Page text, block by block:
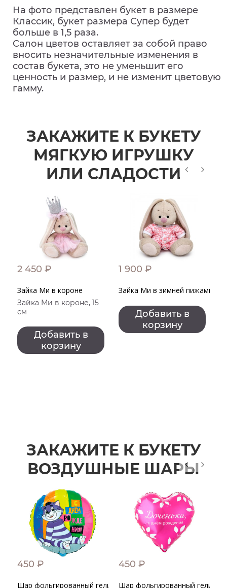
На фото представлен букет в размере
Классик, букет размера Супер будет
больше в 1,5 раза.
Салон цветов оставляет за собой право
вносить незначительные изменения в
состав букета, это не уменьшит его
ценность и размер, и не изменит цветовую
гамму.
ЗАКАЖИТЕ К БУКЕТУ
МЯГКУЮ ИГРУШКУ
ИЛИ СЛАДОСТИ
2 450 ₽
Зайка Ми в короне
Зайка Ми в короне, 15
см
Добавить в
корзину
1 900 ₽
Зайка Ми в зимней пижамке
Добавить в
корзину
ЗАКАЖИТЕ К БУКЕТУ
ВОЗДУШНЫЕ ШАРЫ
450 ₽
Шар фольгированный гелиевый "С днем рождения"
450 ₽
Шар фольгированный